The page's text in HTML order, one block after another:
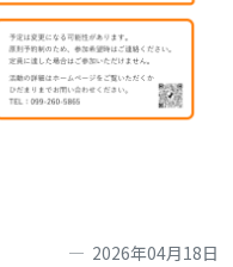
2026年04月18日